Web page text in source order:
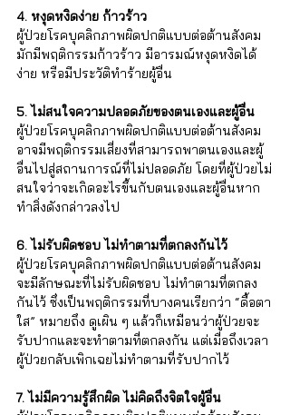
4. หงุดหงิดง่าย ก้าวร้าว
ผู้ป่วยโรคบุคลิกภาพผิดปกติแบบต่อต้านสังคม
มักมีพฤติกรรมก้าวร้าว มีอารมณ์หงุดหงิดได้
ง่าย หรือมีประวัติทำร้ายผู้อื่น
5. ไม่สนใจความปลอดภัยของตนเองและผู้อื่น
ผู้ป่วยโรคบุคลิกภาพผิดปกติแบบต่อต้านสังคม
อาจมีพฤติกรรมเสี่ยงที่สามารถพาตนเองและผู้
อื่นไปสู่สถานการณ์ที่ไม่ปลอดภัย โดยที่ผู้ป่วยไม่
สนใจว่าจะเกิดอะไรขึ้นกับตนเองและผู้อื่นหาก
ทำสิ่งดังกล่าวลงไป
6. ไม่รับผิดชอบ ไม่ทำตามที่ตกลงกันไว้
ผู้ป่วยโรคบุคลิกภาพผิดปกติแบบต่อต้านสังคม
จะมีลักษณะที่ไม่รับผิดชอบ ไม่ทำตามที่ตกลง
กันไว้ ซึ่งเป็นพฤติกรรมที่บางคนเรียกว่า “ดื้อตา
ใส” หมายถึง ดูเผิน ๆ แล้วก็เหมือนว่าผู้ป่วยจะ
รับปากและจะทำตามที่ตกลงกัน แต่เมื่อถึงเวลา
ผู้ป่วยกลับเพิกเฉยไม่ทำตามที่รับปากไว้
7. ไม่มีความรู้สึกผิด ไม่คิดถึงจิตใจผู้อื่น